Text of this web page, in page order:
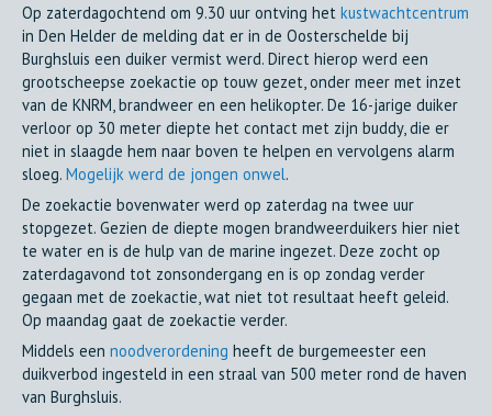
Op zaterdagochtend om 9.30 uur ontving het kustwachtcentrum
in Den Helder de melding dat er in de Oosterschelde bij
Burghsluis een duiker vermist werd. Direct hierop werd een
grootscheepse zoekactie op touw gezet, onder meer met inzet
van de KNRM, brandweer en een helikopter. De 16-jarige duiker
verloor op 30 meter diepte het contact met zijn buddy, die er
niet in slaagde hem naar boven te helpen en vervolgens alarm
sloeg. Mogelijk werd de jongen onwel.
De zoekactie bovenwater werd op zaterdag na twee uur
stopgezet. Gezien de diepte mogen brandweerduikers hier niet
te water en is de hulp van de marine ingezet. Deze zocht op
zaterdagavond tot zonsondergang en is op zondag verder
gegaan met de zoekactie, wat niet tot resultaat heeft geleid.
Op maandag gaat de zoekactie verder.
Middels een noodverordening heeft de burgemeester een
duikverbod ingesteld in een straal van 500 meter rond de haven
van Burghsluis.